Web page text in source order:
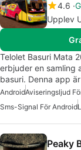
4.6
Upplev
Telolet Basuri Mata
erbjuder en samling
basuri. Denna app
AndroidAviseringsljud
Sms-Signal För Android
Peaky